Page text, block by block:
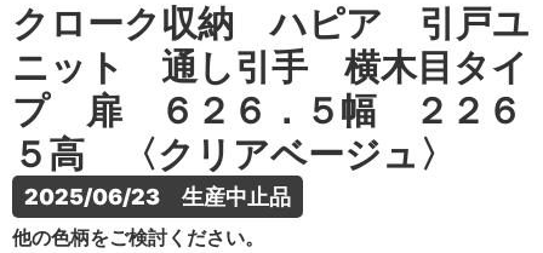
クローク収納 ハピア 引戸ユ
ニット 通し引手 横木目タイ
プ 扉 ６２６．５幅 ２２６
５高 〈クリアベージュ〉
2025/06/23　生産中止品
他の色柄をご検討ください。